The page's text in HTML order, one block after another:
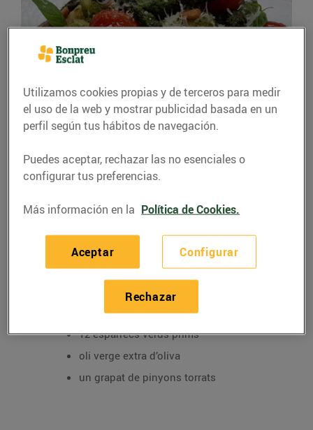
RECETAS
Nyoquis de patata amb
pesto, espàrrecs i
cirerols
Ingredients per a 4 persones:
50 g. de formatge parmesà
20 tomàquets cirerols
12 espàrrecs verds prims
oli verge extra d’oliva
un grapat de pinyons torrats
Utilizamos cookies propias y de terceros para medir
el uso de la web y mostrar publicidad basada en un
perfil según tus hábitos de navegación.
Puedes aceptar, rechazar las no esenciales o
configurar tus preferencias.
Más información en la Política de Cookies.
Configurar
Rechazar
Aceptar